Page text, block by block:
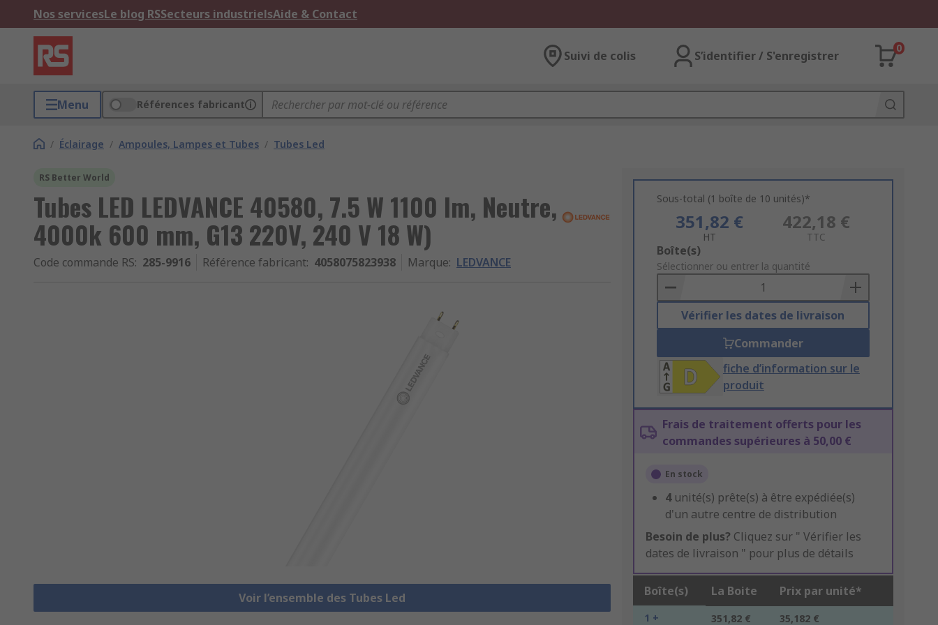
Nos servicesLe blog RSSecteurs industrielsAide & Contact
Suivi de colis S’identifier / S'enregistrer
0
Menu Références fabricant
/ Éclairage / Ampoules, Lampes et Tubes / Tubes Led
RS Better World
Tubes LED LEDVANCE 40580, 7.5 W 1100 lm, Neutre,
4000k 600 mm, G13 220V, 240 V 18 W)
Code commande RS: 285-9916 Référence fabricant: 4058075823938 Marque: LEDVANCE
Voir l’ensemble des Tubes Led
Sous-total (1 boîte de 10 unités)*
351,82 €
HT
422,18 €
TTC
Add
to
Basket
Boîte(s)
Sélectionner ou entrer la quantité
Vérifier les dates de livraison
Commander
fiche d’information sur le
produit
Frais de traitement offerts pour les
commandes supérieures à 50,00 €
En stock
4 unité(s) prête(s) à être expédiée(s)
d'un autre centre de distribution
Besoin de plus? Cliquez sur " Vérifier les
dates de livraison " pour plus de détails
Boîte(s) La Boite Prix par unité*
1 + 351,82 € 35,182 €